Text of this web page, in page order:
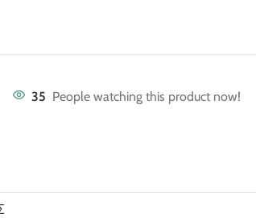
35 People watching this product now!